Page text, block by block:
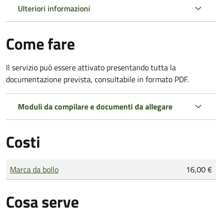
Ulteriori informazioni
Come fare
Il servizio può essere attivato presentando tutta la
documentazione prevista, consultabile in formato PDF.
Moduli da compilare e documenti da allegare
Costi
Tipo di pagamento
Importo
Marca da bollo 16,00 €
Cosa serve